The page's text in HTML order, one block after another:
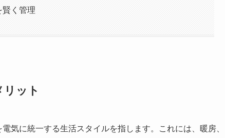
賢く管理
ット
気に統一する生活スタイルを指します。これには、暖房、